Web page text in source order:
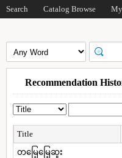
Search Catalog Browse
Recommendation
Title
တမြေ့မြေ့ဆူး